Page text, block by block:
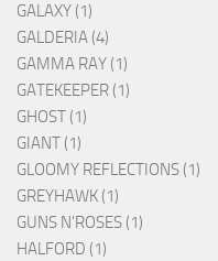
GALAXY (1)
GALDERIA (4)
GAMMA RAY (1)
GATEKEEPER (1)
GHOST (1)
GIANT (1)
GLOOMY REFLECTIONS (1)
GREYHAWK (1)
GUNS N'ROSES (1)
HALFORD (1)